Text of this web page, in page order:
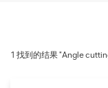
1 找到的结果 "Angle